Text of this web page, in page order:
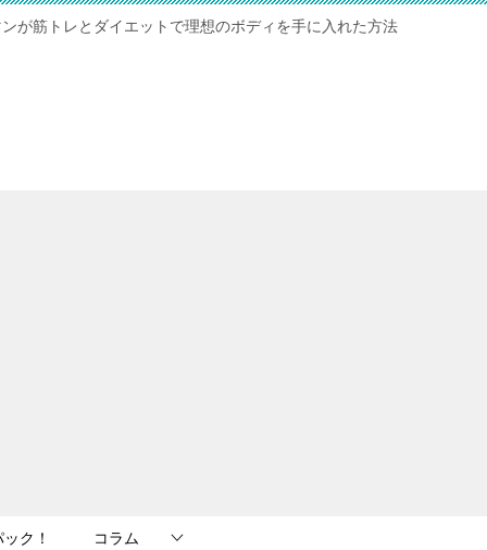
が筋トレとダイエットで理想のボディを手に入れた方法
ク！ コラム